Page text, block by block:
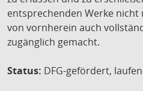
entsprechenden Werke
von vornherein auch
zugänglich gemacht.
Status: DFG-gefördert,